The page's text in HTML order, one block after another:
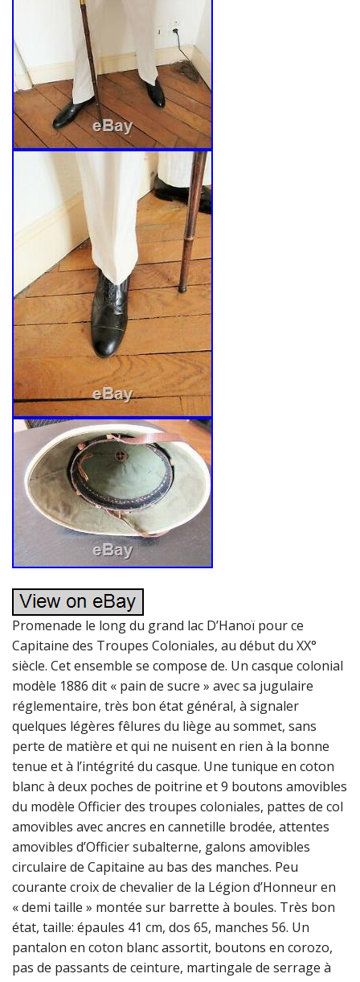
Promenade le long du grand lac D’Hanoï pour ce
Capitaine des Troupes Coloniales, au début du XX°
siècle. Cet ensemble se compose de. Un casque colonial
modèle 1886 dit « pain de sucre » avec sa jugulaire
réglementaire, très bon état général, à signaler
quelques légères fêlures du liège au sommet, sans
perte de matière et qui ne nuisent en rien à la bonne
tenue et à l’intégrité du casque. Une tunique en coton
blanc à deux poches de poitrine et 9 boutons amovibles
du modèle Officier des troupes coloniales, pattes de col
amovibles avec ancres en cannetille brodée, attentes
amovibles d’Officier subalterne, galons amovibles
circulaire de Capitaine au bas des manches. Peu
courante croix de chevalier de la Légion d’Honneur en
« demi taille » montée sur barrette à boules. Très bon
état, taille: épaules 41 cm, dos 65, manches 56. Un
pantalon en coton blanc assortit, boutons en corozo,
pas de passants de ceinture, martingale de serrage à